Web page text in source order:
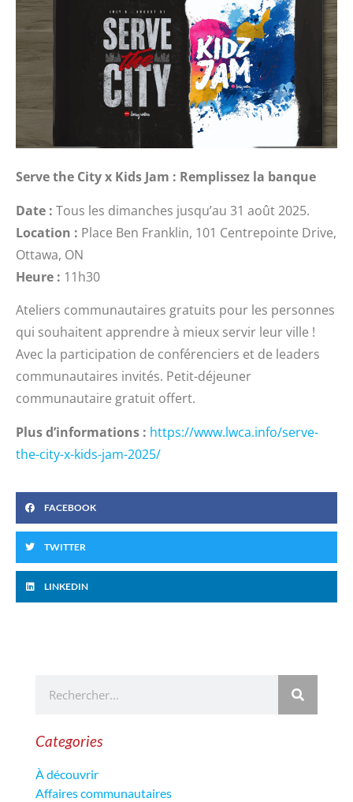
Serve the City x Kids Jam : Remplissez la banque
Date : Tous les dimanches jusqu’au 31 août 2025.
Location : Place Ben Franklin, 101 Centrepointe Drive,
Ottawa, ON
Heure : 11h30
Ateliers communautaires gratuits pour les personnes
qui souhaitent apprendre à mieux servir leur ville !
Avec la participation de conférenciers et de leaders
communautaires invités. Petit-déjeuner
communautaire gratuit offert.
Plus d’informations : https://www.lwca.info/serve-
the-city-x-kids-jam-2025/
FACEBOOK
TWITTER
LINKEDIN
Categories
À découvrir
Affaires communautaires